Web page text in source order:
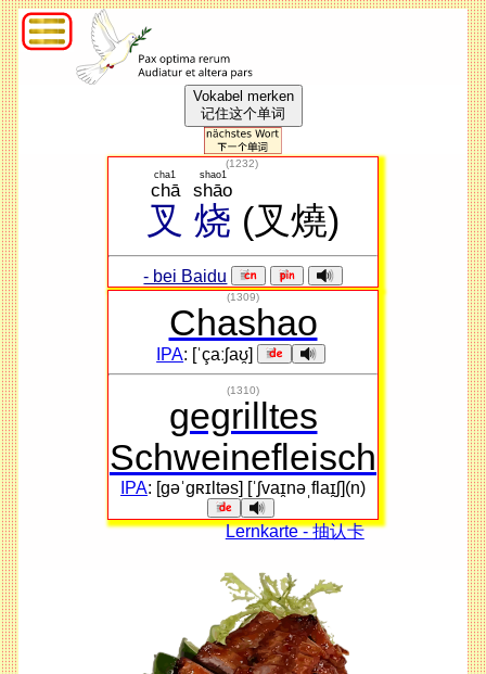
Vokabel merken
记住这个单词
(1232)
叉
chā
cha1
烧
shāo
shao1
(叉燒)
- bei Baidu
(1309)
Chashao
IPA: [ˈçaːʃaʊ̯]
(1310)
gegrilltes
Schweinefleisch
IPA: [ɡəˈɡʀɪltəs] [ˈʃvaɪ̯nəˌflaɪ̯ʃ](n)
Lernkarte - 抽认卡